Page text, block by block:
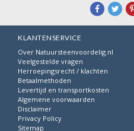
KLANTENSERVICE
Over Natuursteenvoordelig.nl
Veelgestelde vragen
Herroepingsrecht / klachten
Betaalmethoden
Levertijd en transportkosten
Algemene voorwaarden
Disclaimer
Privacy Policy
Sitemap